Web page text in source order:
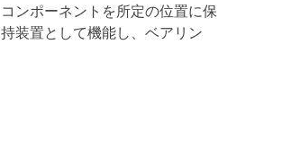
ンポーネントを所定の位置に保
装置として機能し、ベアリン